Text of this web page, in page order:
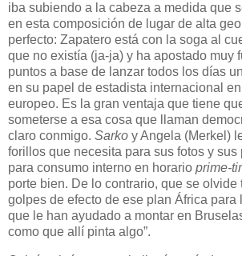
iba subiendo a la cabeza a medida que
en esta composición de lugar de alta
perfecto: Zapatero está con la soga al
que no existía (ja-ja) y ha apostado muy
puntos a base de lanzar todos los días un
en su papel de estadista internacional
europeo. Es la gran ventaja que tiene
someterse a esa cosa que llaman
claro conmigo. Sarko y Angela (Merkel)
forillos que necesita para sus fotos y sus
para consumo interno en horario prime-
porte bien. De lo contrario, que se olvide
golpes de efecto de ese plan África para
que le han ayudado a montar en
como que allí pinta algo”.